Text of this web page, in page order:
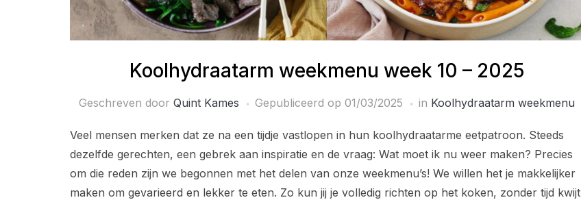
Koolhydraatarm weekmenu week 10 – 2025
Geschreven door Quint Kames Gepubliceerd op 01/03/2025 in Koolhydraatarm weekmenu
Veel mensen merken dat ze na een tijdje vastlopen in hun koolhydraatarme eetpatroon. Steeds
dezelfde gerechten, een gebrek aan inspiratie en de vraag: Wat moet ik nu weer maken? Precies
om die reden zijn we begonnen met het delen van onze weekmenu’s! We willen het je makkelijker
maken om gevarieerd en lekker te eten. Zo kun jij je volledig richten op het koken, zonder tijd kwijt